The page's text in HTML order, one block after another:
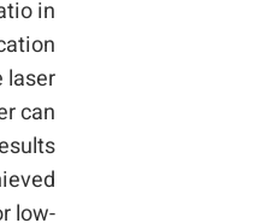
in
laser
can
low-